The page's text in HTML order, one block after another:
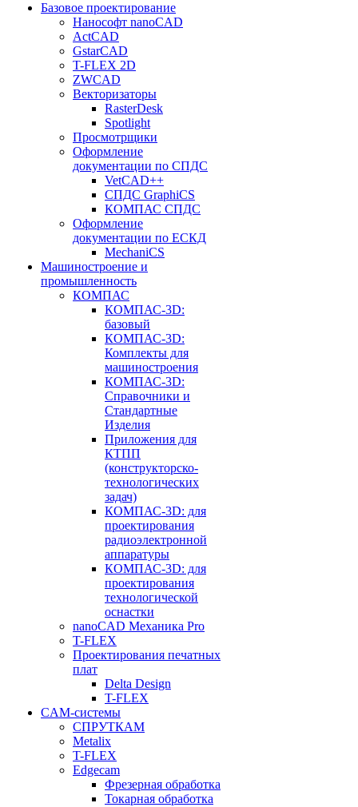
Базовое проектирование
Нанософт nanoCAD
ActCAD
GstarCAD
T-FLEX 2D
ZWCAD
Векторизаторы
RasterDesk
Spotlight
Просмотрщики
Оформление
документации по СПДС
VetCAD++
СПДС GraphiCS
КОМПАС СПДС
Оформление
документации по ЕСКД
MechaniCS
Машиностроение и
промышленность
КОМПАС
КОМПАС-3D:
базовый
КОМПАС-3D:
Комплекты для
машиностроения
КОМПАС-3D:
Справочники и
Стандартные
Изделия
Приложения для
КТПП
(конструкторско-
технологических
задач)
КОМПАС-3D: для
проектирования
радиоэлектронной
аппаратуры
КОМПАС-3D: для
проектирования
технологической
оснастки
nanoCAD Механика Pro
T-FLEX
Проектирования печатных
плат
Delta Design
T-FLEX
CAM-системы
СПРУТКAM
Metalix
T-FLEX
Edgecam
Фрезерная обработка
Токарная обработка